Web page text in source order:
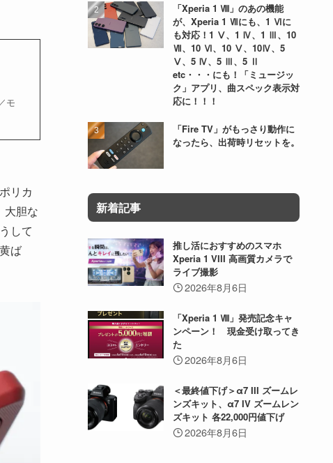
モ
リカ
大胆な
して
ば
「Xperia 1 Ⅷ」のあの機能
が、Xperia 1 Ⅶにも、1 Ⅵに
も対応！1 Ⅴ、1 Ⅳ、1 Ⅲ、10
Ⅶ、10 Ⅵ、10 Ⅴ、10Ⅳ、5
Ⅴ、5 Ⅳ、5 Ⅲ、5 Ⅱ
etc・・・にも！「ミュージッ
ク」アプリ、曲スペック表示対
応に！！！
「Fire TV」がもっさり動作に
なったら、出荷時リセットを。
新着記事
推し活におすすめのスマホ
Xperia 1 VIII 高画質カメラで
ライブ撮影
2026年8月6日
「Xperia 1 Ⅷ」発売記念キャ
ンペーン！ 現金受け取ってき
た
2026年8月6日
＜最終値下げ＞α7 III ズームレ
ンズキット、α7 IV ズームレン
ズキット 各22,000円値下げ
2026年8月6日